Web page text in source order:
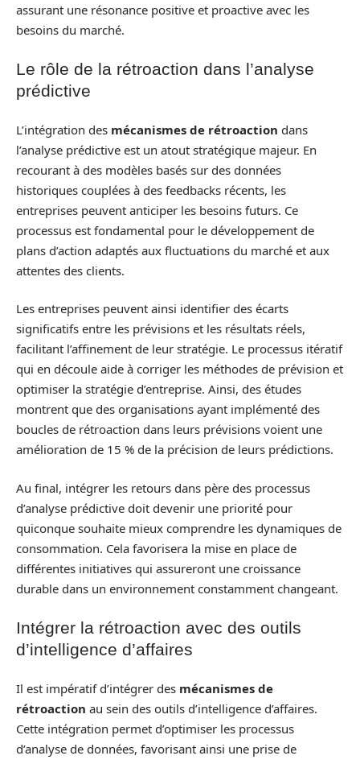
assurant une résonance positive et proactive avec les
besoins du marché.
Le rôle de la rétroaction dans l’analyse
prédictive
L’intégration des mécanismes de rétroaction dans
l’analyse prédictive est un atout stratégique majeur. En
recourant à des modèles basés sur des données
historiques couplées à des feedbacks récents, les
entreprises peuvent anticiper les besoins futurs. Ce
processus est fondamental pour le développement de
plans d’action adaptés aux fluctuations du marché et aux
attentes des clients.
Les entreprises peuvent ainsi identifier des écarts
significatifs entre les prévisions et les résultats réels,
facilitant l’affinement de leur stratégie. Le processus itératif
qui en découle aide à corriger les méthodes de prévision et
optimiser la stratégie d’entreprise. Ainsi, des études
montrent que des organisations ayant implémenté des
boucles de rétroaction dans leurs prévisions voient une
amélioration de 15 % de la précision de leurs prédictions.
Au final, intégrer les retours dans père des processus
d’analyse prédictive doit devenir une priorité pour
quiconque souhaite mieux comprendre les dynamiques de
consommation. Cela favorisera la mise en place de
différentes initiatives qui assureront une croissance
durable dans un environnement constamment changeant.
Intégrer la rétroaction avec des outils
d’intelligence d’affaires
Il est impératif d’intégrer des mécanismes de
rétroaction au sein des outils d’intelligence d’affaires.
Cette intégration permet d’optimiser les processus
d’analyse de données, favorisant ainsi une prise de